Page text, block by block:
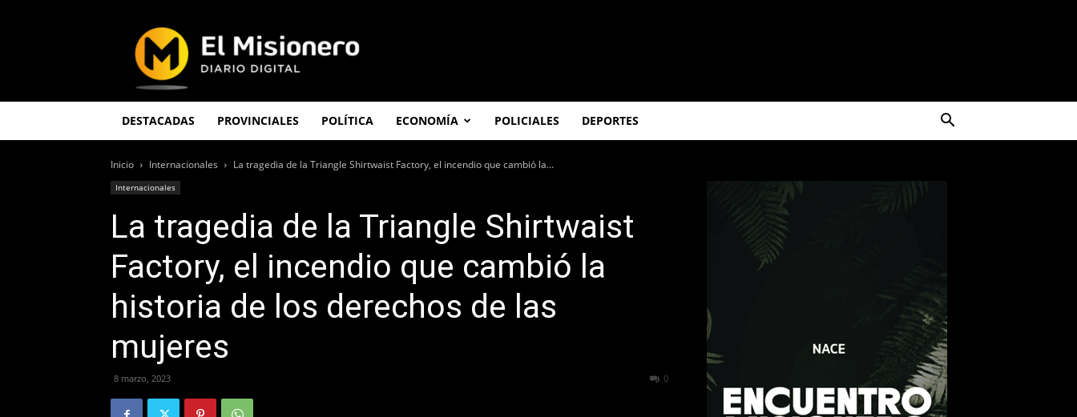
Misionero
DESTACADAS PROVINCIALES POLÍTICA ECONOMÍA POLICIALES DEPORTES
Inicio Internacionales La tragedia de la Triangle Shirtwaist Factory, el incendio que cambió la...
Internacionales
La tragedia de la Triangle Shirtwaist
Factory, el incendio que cambió la
historia de los derechos de las
mujeres
8 marzo, 2023 0